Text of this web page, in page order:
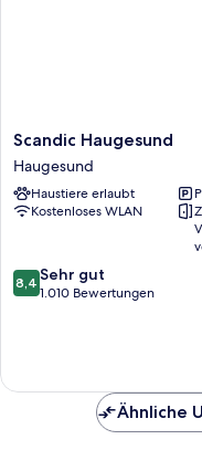
Scandic
Haugesund
Haugesund
Scandic Haugesund
Haugesund
Haustiere erlaubt
Kostenloses WLAN
8.4
von
Bewertungen
8,4 Sehr gut
1.010 Bewertungen
Ähnliche